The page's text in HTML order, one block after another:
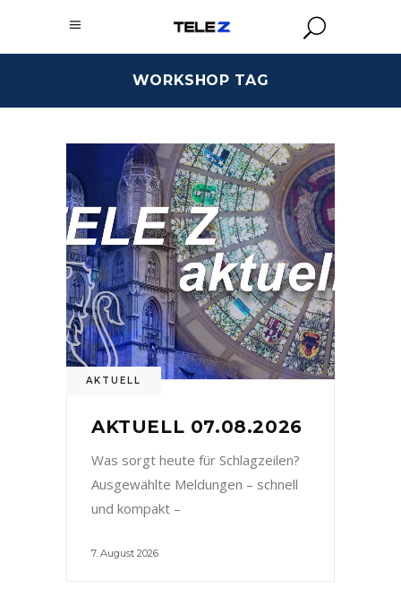
WORKSHOP TAG
AKTUELL
AKTUELL 07.08.2026
Was sorgt heute für Schlagzeilen?
Ausgewählte Meldungen – schnell
und kompakt –
7. August 2026